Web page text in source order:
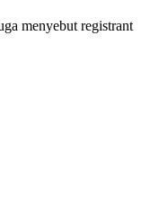
menyebut registrant